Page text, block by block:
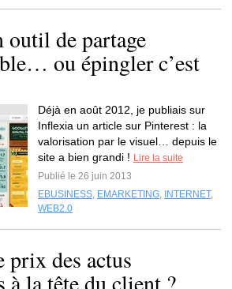
outil de partage
ou épingler c’est
Déjà en août 2012, je publiais sur
Inflexia un article sur Pinterest : la
valorisation par le visuel… depuis le
site a bien grandi ! Lire la suite
Publié le 26 juin 2013
EBUSINESS, EMARKETING, INTERNET,
WEB2.0
prix des actus
à la tête du client ?